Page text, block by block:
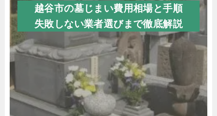
越谷市の墓じまい費用相場と手順
失敗しない業者選びまで徹底解説